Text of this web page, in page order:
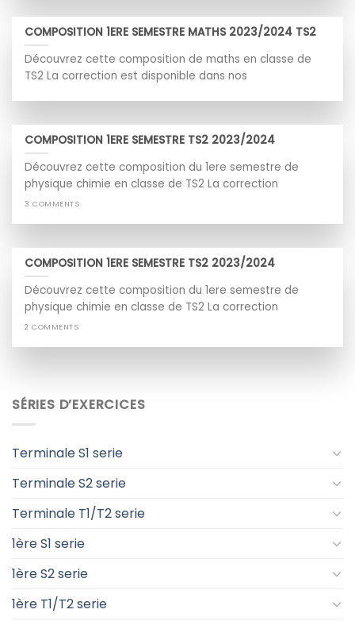
SÉRIES D’EXERCICES
Terminale S1 serie
Terminale S2 serie
Terminale T1/T2 serie
1ère S1 serie
1ère S2 serie
1ère T1/T2 serie
COMPOSITION 1ERE SEMESTRE MATHS 2023/2024 TS2
Découvrez cette composition de maths en classe de
TS2 La correction est disponible dans nos
COMPOSITION 1ERE SEMESTRE TS2 2023/2024
Découvrez cette composition du 1ere semestre de
physique chimie en classe de TS2 La correction
3 COMMENTS
COMPOSITION 1ERE SEMESTRE TS2 2023/2024
Découvrez cette composition du 1ere semestre de
physique chimie en classe de TS2 La correction
2 COMMENTS